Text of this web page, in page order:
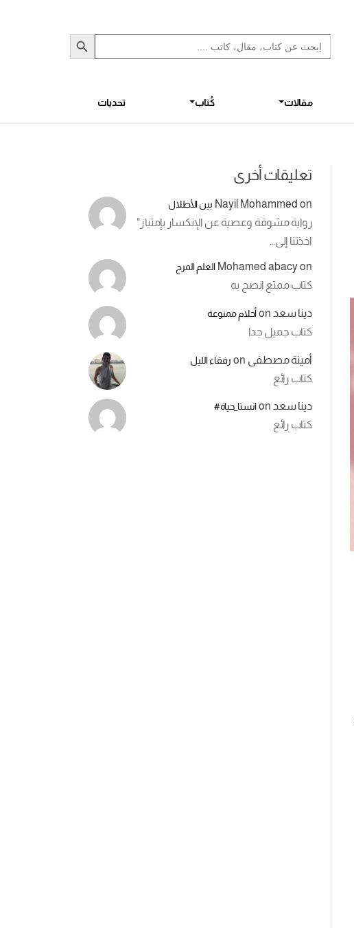
Search
for:
Search Button
مقالات كُتاب تحديات
تعليقات أخرى
Nayil Mohammed on بين الأطلال
رواية مشوقة وعصية عن الإنكسار بإمتياز"
اخذتنا إلى…
Mohamed abacyon العلم المرح
كتاب ممتع انصح به
دينا سعد onأحلام ممنوعة
كتاب جميل جدا
أمينة مصطفى on رفقاء الليل
كتاب رائع
دينا سعد onانستا_حياة#
كتاب رائع